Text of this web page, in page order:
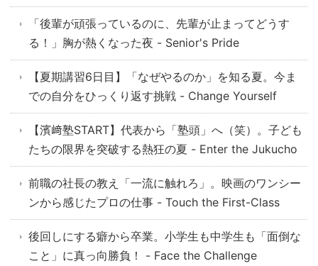
「後輩が頑張っているのに、先輩が止まってどうす
る！」胸が熱くなった夜 - Senior's Pride
【夏期講習6日目】「なぜやるのか」を知る夏。今ま
での自分をひっくり返す挑戦 - Change Yourself
【濱﨑塾START】代表から「塾頭」へ（笑）。子ども
たちの限界を突破する熱狂の夏 - Enter the Jukucho
前職の社長の教え「一流に触れろ」。映画のワンシー
ンから感じたプロの仕事 - Touch the First-Class
後回しにする癖から卒業。小学生も中学生も「面倒な
こと」に真っ向勝負！ - Face the Challenge